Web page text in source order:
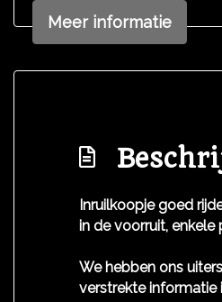
Meer informatie
Inruilkoopje goed
in de voorruit, enkele
We hebben ons
verstrekte informatie